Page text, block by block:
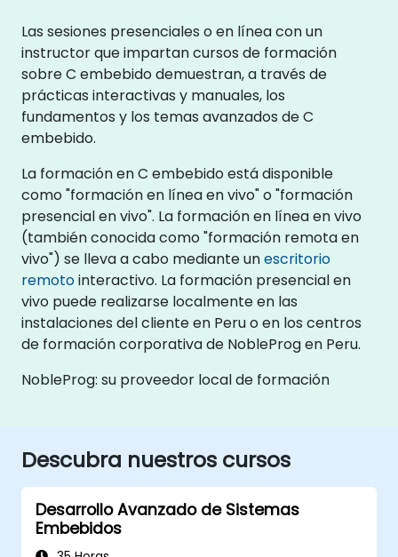
Las sesiones presenciales o en línea con un
instructor que impartan cursos de formación
sobre C embebido demuestran, a través de
prácticas interactivas y manuales, los
fundamentos y los temas avanzados de C
embebido.
La formación en C embebido está disponible
como "formación en línea en vivo" o "formación
presencial en vivo". La formación en línea en vivo
(también conocida como "formación remota en
vivo") se lleva a cabo mediante unescritorio
remotointeractivo. La formación presencial en
vivo puede realizarse localmente en las
instalaciones del cliente en Peru o en los centros
de formación corporativa de NobleProg en Peru.
NobleProg: su proveedor local de formación
Descubra nuestros cursos
Desarrollo Avanzado de Sistemas
Embebidos